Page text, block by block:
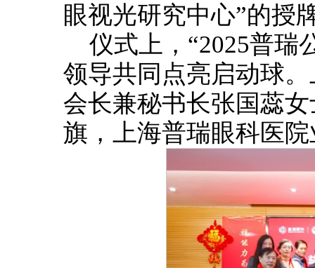
眼视光研究中心”的授
仪式上，“2025普瑞
领导共同点亮启动球
会长兼秘书长张国蕊
旗，上海普瑞眼科医